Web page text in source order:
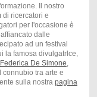
Il nostro
di ricercatori e
per l'occasione è
dalle
ad un festival
la famosa divulgatrlce,
Federica De Simone,
tra arte e
sulla nostra pagina